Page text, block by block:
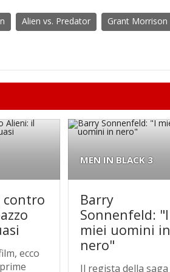
Alien vs. Predator
Grant Morrison
contro
ecco
MEN IN BLACK 3
Barry
Sonnenfeld: "I
miei uomini in
nero"
Il regista della saga